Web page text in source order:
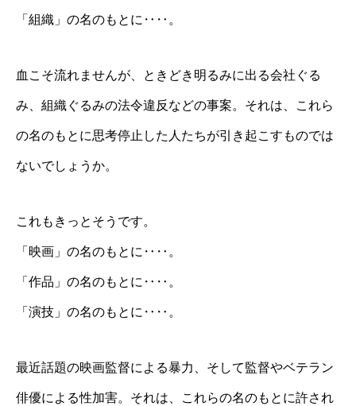
「組織」の名のもとに‥‥。
血こそ流れませんが、ときどき明るみに出る会社ぐる
み、組織ぐるみの法令違反などの事案。それは、これら
の名のもとに思考停止した人たちが引き起こすものでは
ないでしょうか。
これもきっとそうです。
「映画」の名のもとに‥‥。
「作品」の名のもとに‥‥。
「演技」の名のもとに‥‥。
最近話題の映画監督による暴力、そして監督やベテラン
俳優による性加害。それは、これらの名のもとに許され